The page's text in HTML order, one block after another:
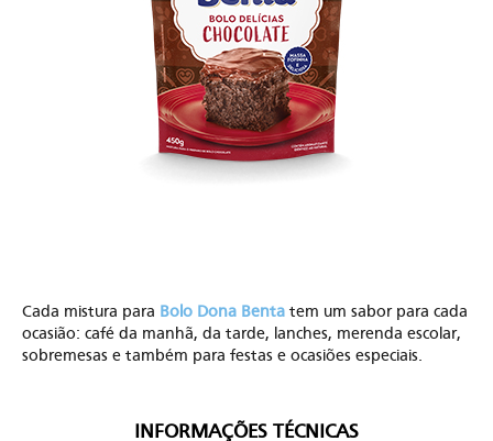
Cada mistura para Bolo Dona Benta tem um sabor para cada
ocasião: café da manhã, da tarde, lanches, merenda escolar,
sobremesas e também para festas e ocasiões especiais.
INFORMAÇÕES TÉCNICAS